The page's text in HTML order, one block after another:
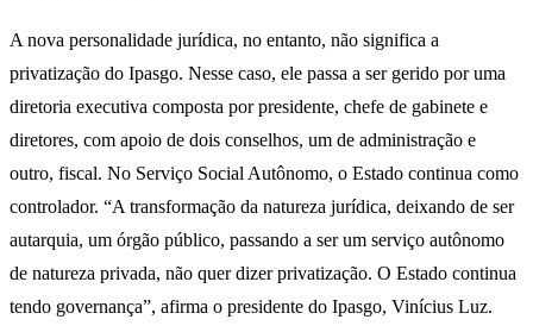
A nova personalidade jurídica, no entanto, não significa a
privatização do Ipasgo. Nesse caso, ele passa a ser gerido por uma
diretoria executiva composta por presidente, chefe de gabinete e
diretores, com apoio de dois conselhos, um de administração e
outro, fiscal. No Serviço Social Autônomo, o Estado continua como
controlador. “A transformação da natureza jurídica, deixando de ser
autarquia, um órgão público, passando a ser um serviço autônomo
de natureza privada, não quer dizer privatização. O Estado continua
tendo governança”, afirma o presidente do Ipasgo, Vinícius Luz.